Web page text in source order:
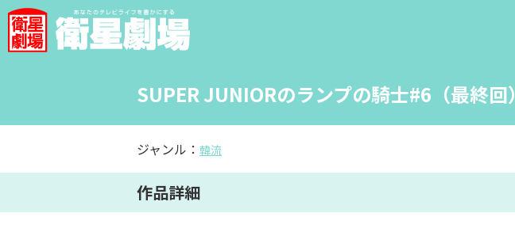
SUPER JUNIORのランプの騎士#6（最終回）
ジャンル： 韓流
作品詳細